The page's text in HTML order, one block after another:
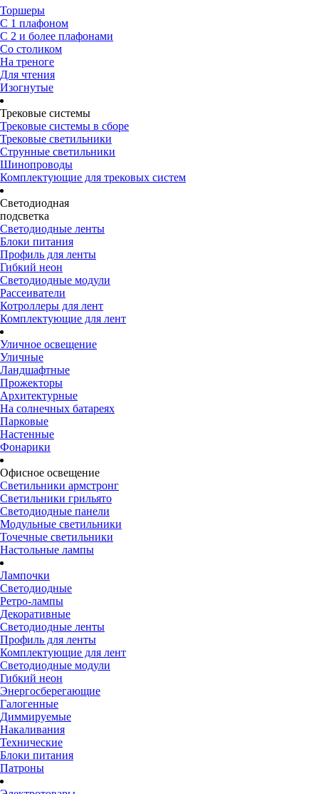
Торшеры
С 1 плафоном
С 2 и более плафонами
Со столиком
На треноге
Для чтения
Изогнутые
Трековые системы
Трековые системы в сборе
Трековые светильники
Струнные светильники
Шинопроводы
Комплектующие для трековых систем
Светодиодная
подсветка
Светодиодные ленты
Блоки питания
Профиль для ленты
Гибкий неон
Светодиодные модули
Рассеиватели
Котроллеры для лент
Комплектующие для лент
Уличное освещение
Уличные
Ландшафтные
Прожекторы
Архитектурные
На солнечных батареях
Парковые
Настенные
Фонарики
Офисное освещение
Светильники армстронг
Светильники грильято
Светодиодные панели
Модульные светильники
Точечные светильники
Настольные лампы
Лампочки
Светодиодные
Ретро-лампы
Декоративные
Светодиодные ленты
Профиль для ленты
Комплектующие для лент
Светодиодные модули
Гибкий неон
Энергосберегающие
Галогенные
Диммируемые
Накаливания
Технические
Блоки питания
Патроны